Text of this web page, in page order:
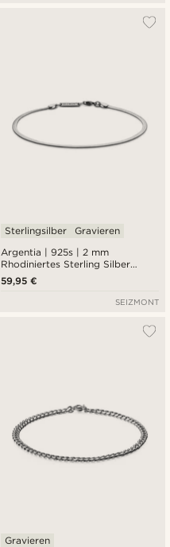
Argentia | 925s | 2 mm
Rhodiniertes Sterling Silber
Fischgrätenkette Armband
Sterlingsilber Gravieren
59,95 €
SEIZMONT
Gravieren